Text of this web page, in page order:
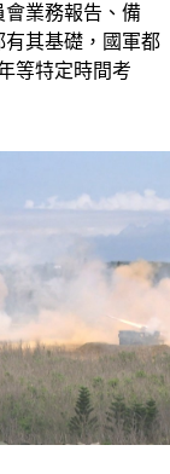
業務報告、備
其基礎，國軍都
等特定時間考